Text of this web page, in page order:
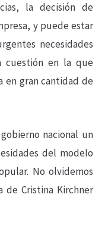
la decisión de
y puede estar
necesidades
cuestión en la que
en gran cantidad de
nacional un
del modelo
No olvidemos
de Cristina Kirchner